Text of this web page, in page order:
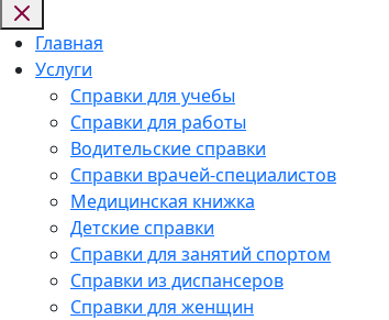
Главная
Услуги
Справки для учебы
Справки для работы
Водительские справки
Справки врачей-специалистов
Медицинская книжка
Детские справки
Справки для занятий спортом
Справки из диспансеров
Справки для женщин